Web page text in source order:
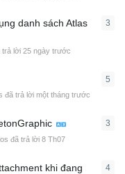
danh sách Atlas
trả lời 25 ngày trước
3
đã trả lời một tháng trước
5
đã trả lời 8 Th07
3
khi đang
4